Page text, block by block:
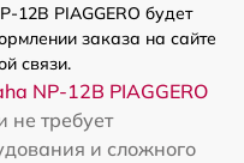
12B PIAGGERO будет
заказа на сайте
связи.
NP-12B PIAGGERO
не требует
и сложного